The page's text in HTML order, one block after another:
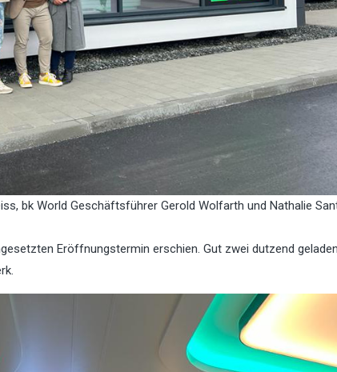
bk World Geschäftsführer Gerold Wolfarth und Nathalie
Eröffnungstermin erschien. Gut zwei dutzend